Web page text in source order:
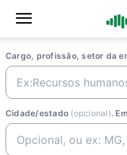
Cargo, profissão, setor da
Cidade/estado (opcional).